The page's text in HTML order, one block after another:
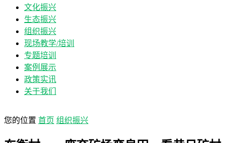
文化振兴
生态振兴
组织振兴
现场教学/培训
专题培训
案例展示
政策实讯
关于我们
您的位置 首页 组织振兴